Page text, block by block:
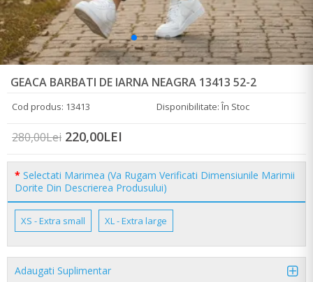
GEACA BARBATI DE IARNA NEAGRA 13413 52-2
Cod produs: 13413 Disponibilitate: În Stoc
280,00Lei 220,00LEI
Selectati Marimea (Va Rugam Verificati Dimensiunile Marimii
Dorite Din Descrierea Produsului)
XS - Extra small XL - Extra large
Adaugati Suplimentar